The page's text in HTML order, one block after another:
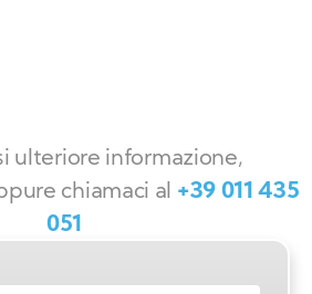
ulteriore informazione,
chiamaci al +39 011 435
051